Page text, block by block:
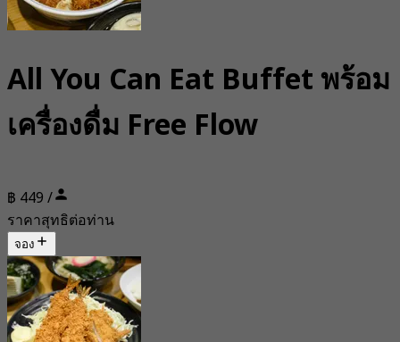
All You Can Eat Buffet พร้อม
เครื่องดื่ม Free Flow
฿ 449 /
ราคาสุทธิต่อท่าน
จอง